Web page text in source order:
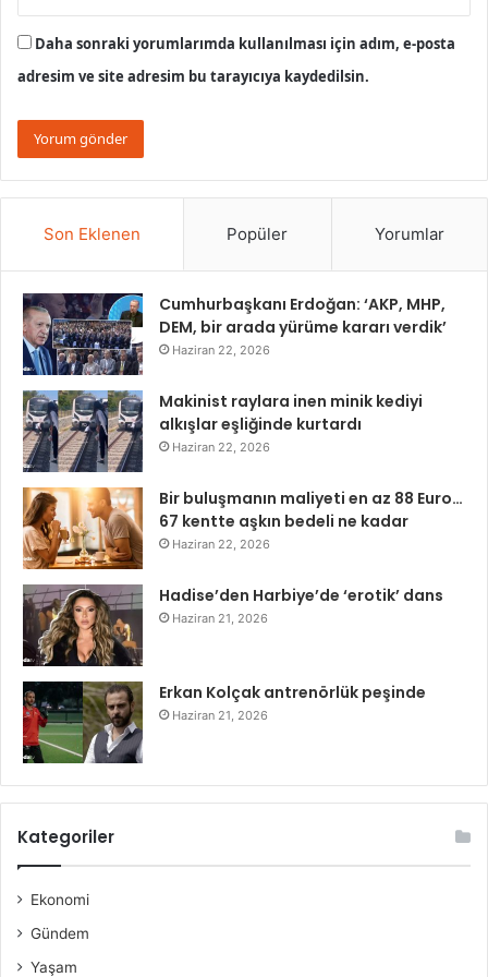
Daha sonraki yorumlarımda kullanılması için adım, e-posta
adresim ve site adresim bu tarayıcıya kaydedilsin.
Son Eklenen Popüler Yorumlar
Cumhurbaşkanı Erdoğan: ‘AKP, MHP,
DEM, bir arada yürüme kararı verdik’
Haziran 22, 2026
Makinist raylara inen minik kediyi
alkışlar eşliğinde kurtardı
Haziran 22, 2026
Bir buluşmanın maliyeti en az 88 Euro…
67 kentte aşkın bedeli ne kadar
Haziran 22, 2026
Hadise’den Harbiye’de ‘erotik’ dans
Haziran 21, 2026
Erkan Kolçak antrenörlük peşinde
Haziran 21, 2026
Kategoriler
Ekonomi
Gündem
Yaşam